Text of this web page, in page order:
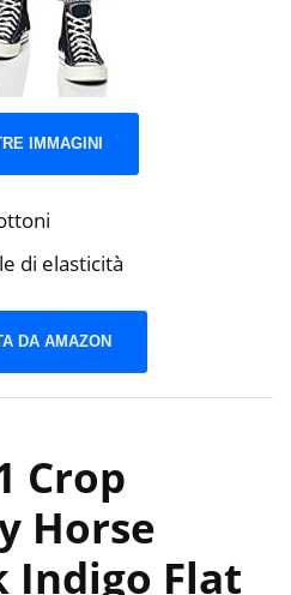
IMMAGINI
di elasticità
DA AMAZON
Crop
Horse
Indigo Flat